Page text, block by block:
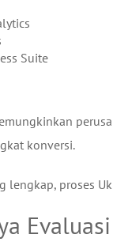
Suite
konversi.
lengkap, proses